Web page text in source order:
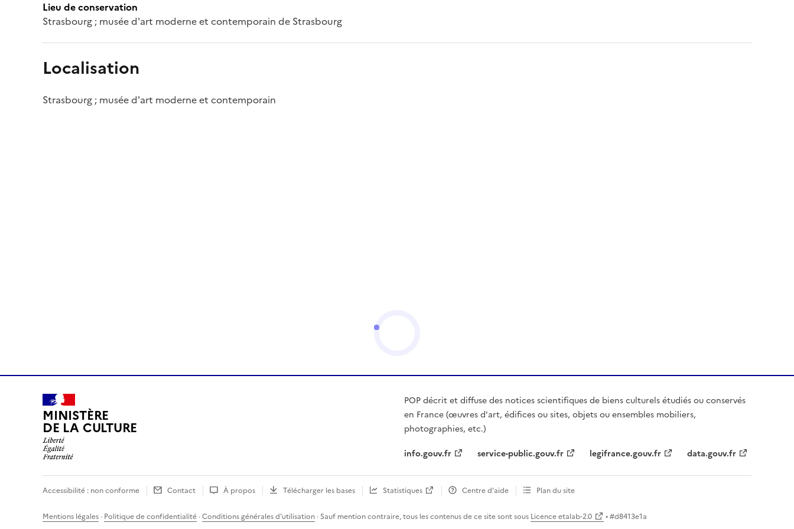
Lieu de conservation
Strasbourg ; musée d'art moderne et contemporain de Strasbourg
Localisation
Strasbourg ; musée d'art moderne et contemporain
MINISTÈRE
DE LA CULTURE
POP décrit et diffuse des notices scientifiques de biens culturels étudiés ou conservés
en France (œuvres d'art, édifices ou sites, objets ou ensembles mobiliers,
photographies, etc.)
info.gouv.fr
service-public.gouv.fr legifrance.gouv.fr data.gouv.fr
Accessibilité : non conforme Contact À propos Télécharger les bases Statistiques Centre d’aide Plan du site
Mentions légales · Politique de confidentialité ·Conditions générales d'utilisation · Sauf mention contraire, tous les contenus de ce site sont sous Licence etalab-2.0 • #d8413e1a